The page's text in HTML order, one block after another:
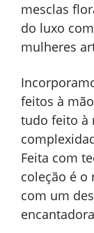
mesclas
do luxo
mulheres
feitos à
tudo feito à
Feita com
coleção é o
com um